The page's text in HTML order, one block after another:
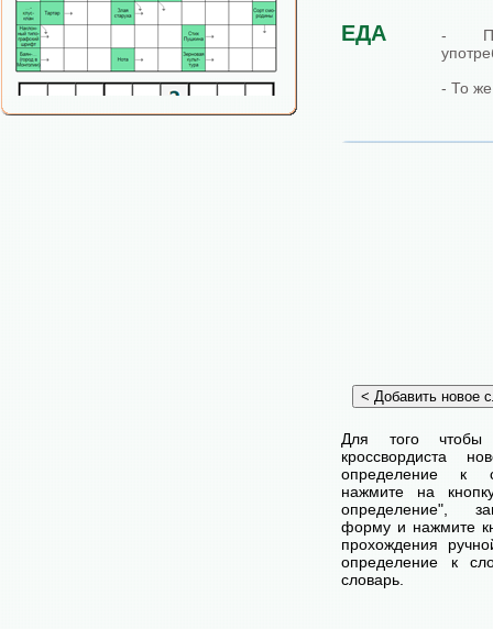
ЕДА
-
- То
Для того чтобы
кроссвордиста
определение к
нажмите на
определение",
форму и нажмите
прохождения
определение к
словарь.